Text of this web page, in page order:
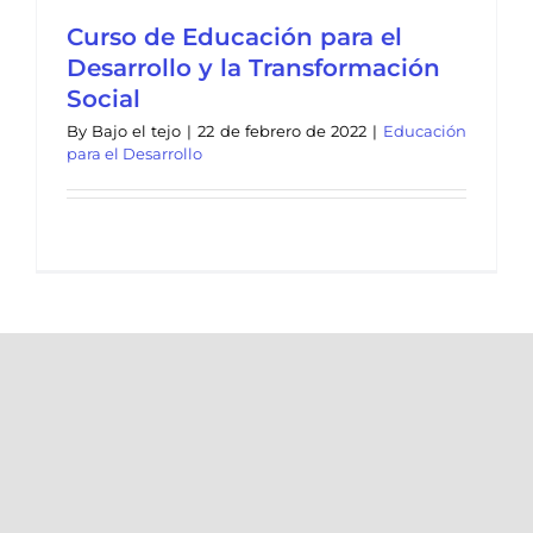
Curso de Educación para el
Desarrollo y la Transformación
Social
By Bajo el tejo | 22 de febrero de 2022 | Educación
para el Desarrollo